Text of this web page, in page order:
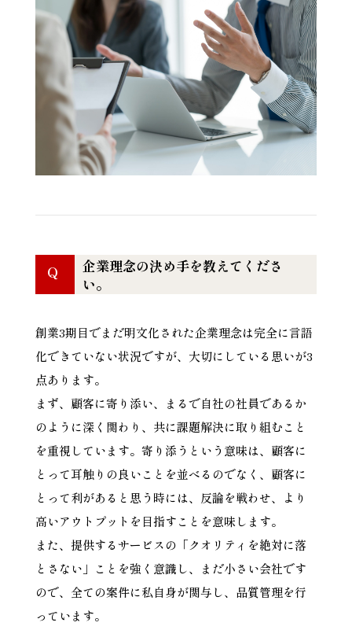
Q
企業理念の決め手を教えてくださ
い。
創業3期目でまだ明文化された企業理念は完全に言語
化できていない状況ですが、大切にしている思いが3
点あります。
まず、顧客に寄り添い、まるで自社の社員であるか
のように深く関わり、共に課題解決に取り組むこと
を重視しています。寄り添うという意味は、顧客に
とって耳触りの良いことを並べるのでなく、顧客に
とって利があると思う時には、反論を戦わせ、より
高いアウトプットを目指すことを意味します。
また、提供するサービスの「クオリティを絶対に落
とさない」ことを強く意識し、まだ小さい会社です
ので、全ての案件に私自身が関与し、品質管理を行
っています。